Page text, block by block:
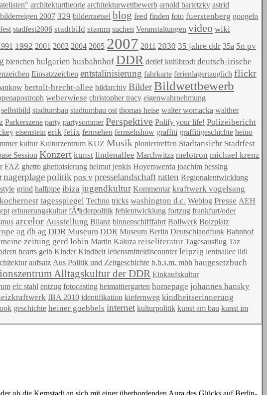
architekturtheorie architekturwettbewerb arnold bartetzky astrid
bilderreigen 2007 329 bilderraetsel blog feed finden foto fuerstenberg googeln
stadfest2006 stadtbild stamm suchen Veranstaltungen video wiki
1992 2001 2002 2004 2005 2007 2011 2030 35 jahre ddr 35a 5n pv
bienchen bulgarien busbahnhof DDR detlef kuhlbrodt deutsch-irische
Einsatzzeichen entstalinisierung fahrkarte ferienlagertauglich flickr
bertolt-brecht-allee bildarchiv BilderBildwettbewerb
weberwiese christopher tracy eigenwahrnehmung
selbstbild stadtumbau stadtumbau ost thomas heise walter womacka walther
Parkerszene party partysommer Perspektive Polify your life! Polizeibericht
eisenstein erik felix fernsehen fernsehshow graffiti graffitigeschichte heino
kultur Kulturzentrum KUZ Musik pioniertreffen Stadtansicht Stadtfest
Session Konzert kunst lindenallee Marchwitza melotron michael krenz
FAZ ghetto ghettoisierung helmut jenkis Hoyerswerda joachim bessing
nagerplagepolitik pos v presselandschaftratten Regionalentwicklung
grind halfpipe ibiza jugendkultur Kommentar kraftwerk vogelsang
tagesspiegel Techno tricks washington d.c. Weblog Presse AEH
erinnerungskultur fÃ¶rderpolitik fehlentwicklung fortzug frankfurt/oder
arcelor Ausstellung Bilanz binnenschifffahrt Bollwerk Bolzplatz
ag db ag DDR Museum DDR Museum Berlin Deutschlandfunk Bahnhof
zeitung gerd lobin Martin Kaluza reiseliteratur Tagesausflug Taz
hearts gelb Kinder Kindheit lebensmitteldiscounter leipzig leninallee lidl
aufsatz Aus Politik und Zeitgeschichte b.b.s.m. mbh baugesetzbuch
Alltagskultur der DDR Einkaufskultur
efc stahl entzug fotocasting heimattiergarten homepage johannes hansky
IBA 2010 identifikation kiefernweg kindheitserinnerung
geschichte heiner goebbels internet kulturpolitik kunst am bau kunst im
ob die Kernstadt an sich mit einer überbordenden Aura des Glücks auf Berlin-